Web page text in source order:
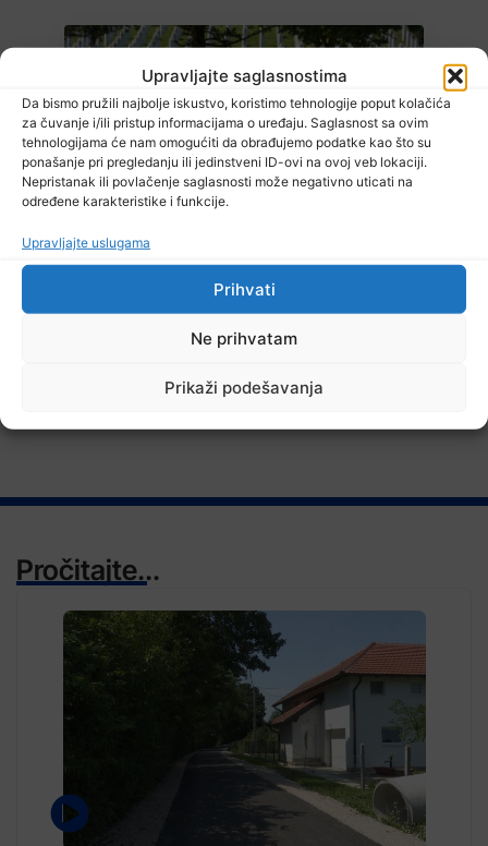
Upravljajte saglasnostima
Da bismo pružili najbolje iskustvo, koristimo tehnologije poput kolačića
za čuvanje i/ili pristup informacijama o uređaju. Saglasnost sa ovim
tehnologijama će nam omogućiti da obrađujemo podatke kao što su
ponašanje pri pregledanju ili jedinstveni ID-ovi na ovoj veb lokaciji.
Nepristanak ili povlačenje saglasnosti može negativno uticati na
određene karakteristike i funkcije.
Upravljajte uslugama
Prihvati
Ne prihvatam
Prikaži podešavanja
7 Augusta, 2026
Danas nova saslušanja saradnika Memorijalnog centra Srebrenica
TV RASPORED
Pročitajte...